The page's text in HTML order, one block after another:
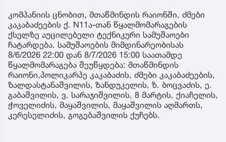
კომპანიის ცნობით, მთაწმინდის რაიონში, ძმები
კაკაბაძეების ქ. N11ა-თან წყალმომარაგების
ქსელზე აუცილებელი ტექნიკური სამუშაოები
ჩატარდება. სამუშაოების მიმდინარეობისას
8/6/2026 22:00 დან 8/7/2026 15:00 საათამდე
წყალმომარაგება შეუწყდება: მთაწმინდის
რაიონი,პოლიკარპე კაკაბაძის, ძმები კაკაბაძეების,
ზალდასტანაშვილის, ზანდუკელის, ზ. ბოცვაძის, ე.
გაბაშვილის, ვ. სარაჯიშვილის, 8 მარტის, ქიაჩელის,
ჭოველიძის, მაყაშვილის, მაყაშვილის აღმართს,
კერესელიძის, გოგებაშვილის ქუჩებს.